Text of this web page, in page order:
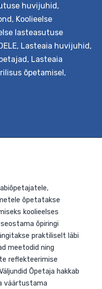
huvijuhid,
, Koolieelse
lasteasutuse
, Lasteaia huvijuhid,
, Lasteaia
õpetamisel,
abiõpetajatele,
õpetatakse